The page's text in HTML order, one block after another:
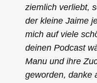
ziemlich verliebt,
der kleine Jaime
mich auf viele
deinen Podcast
Manu und ihre
geworden, danke